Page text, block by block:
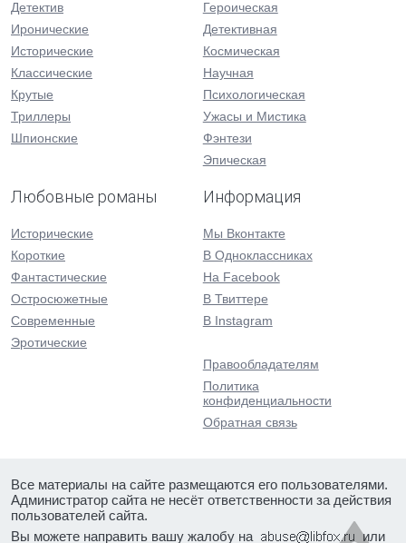
Детектив
Иронические
Исторические
Классические
Крутые
Триллеры
Шпионские
Героическая
Детективная
Космическая
Научная
Психологическая
Ужасы и Мистика
Фэнтези
Эпическая
Любовные романы
Исторические
Короткие
Фантастические
Остросюжетные
Современные
Эротические
Информация
Мы Вконтакте
В Одноклассниках
На Facebook
В Твиттере
В Instagram
Правообладателям
Политика
конфиденциальности
Обратная связь
Все материалы на сайте размещаются его пользователями.
Администратор сайта не несёт ответственности за действия
пользователей сайта.
Вы можете направить вашу жалобу на
или